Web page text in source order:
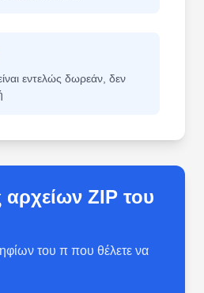
εντελώς δωρεάν, δεν
ZIP του
του π που θέλετε να